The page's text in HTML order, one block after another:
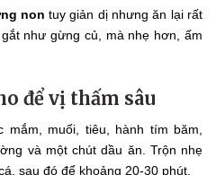
non tuy giản dị nhưng ăn lại rất
như gừng củ, mà nhẹ hơn, ấm
để vị thấm sâu
muối, tiêu, hành tím băm,
và một chút dầu ăn. Trộn nhẹ
sau đó để khoảng 20-30 phút.